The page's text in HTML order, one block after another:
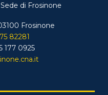
di Frosinone
Frosinone
82281
177 0925